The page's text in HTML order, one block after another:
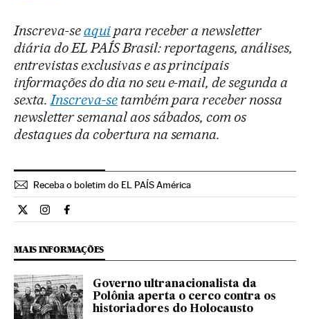
Inscreva-seaquipara receber a newsletter
diária do EL PAÍS Brasil: reportagens, análises,
entrevistas exclusivas e as principais
informações do dia no seu e-mail, de segunda a
sexta.Inscreva-setambém para receber nossa
newsletter semanal aos sábados, com os
destaques da cobertura na semana.
Receba o boletim do EL PAÍS América
Internacional El País Brasil en Twitter
Internacional El País Brasil en Instagram
Internacional El País Brasil en Facebook
MAIS INFORMAÇÕES
Governo ultranacionalista da
Polônia aperta o cerco contra os
historiadores do Holocausto